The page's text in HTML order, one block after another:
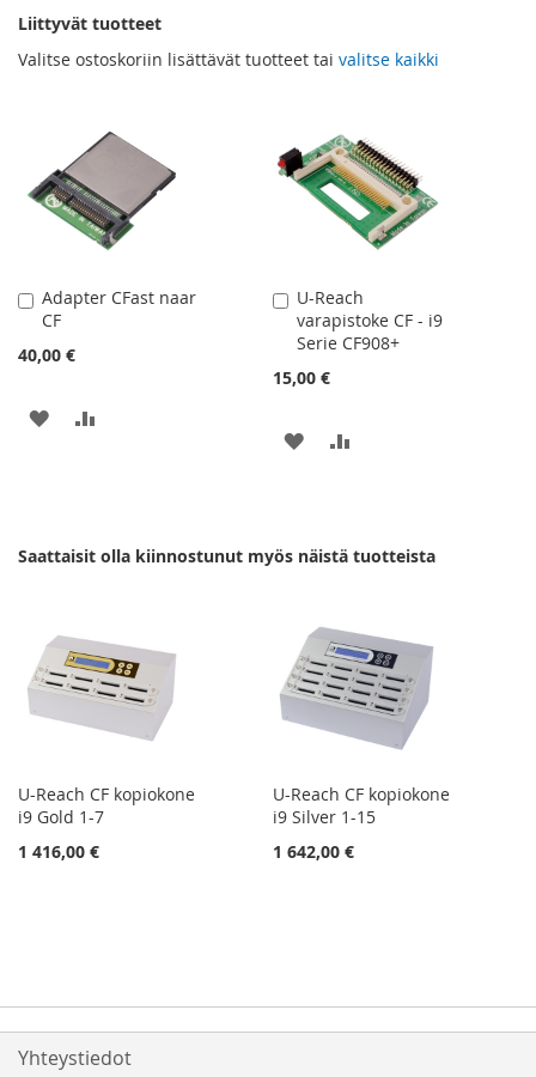
Liittyvät tuotteet
Valitse ostoskoriin lisättävät tuotteet tai valitse kaikki
Adapter CFast naar
CF
40,00 €
Lisää
ostoskoriin
LISÄÄ
U-Reach
varapistoke CF - i9
Serie CF908+
15,00 €
Lisää
ostoskoriin
LISÄÄ
Saattaisit olla kiinnostunut myös näistä tuotteista
U-Reach CF kopiokone
i9 Gold 1-7
1 416,00 €
U-Reach CF kopiokone
i9 Silver 1-15
1 642,00 €
Yhteystiedot